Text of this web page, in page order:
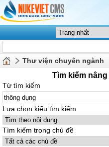
Thư viện chuyên ngành
Tìm kiếm
Từ tìm kiếm
Lựa chọn kiểu tìm kiếm
Tìm kiếm trong chủ đề